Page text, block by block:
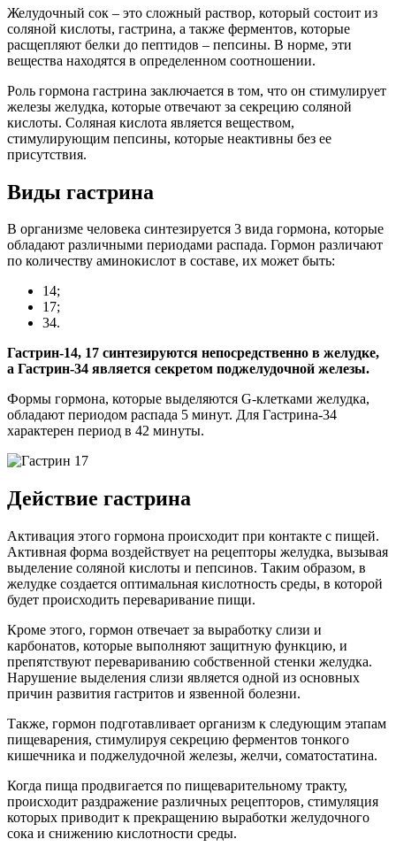
Желудочный сок – это сложный раствор, который состоит из
соляной кислоты, гастрина, а также ферментов, которые
расщепляют белки до пептидов – пепсины. В норме, эти
вещества находятся в определенном соотношении.
Роль гормона гастрина заключается в том, что он стимулирует
железы желудка, которые отвечают за секрецию соляной
кислоты. Соляная кислота является веществом,
стимулирующим пепсины, которые неактивны без ее
присутствия.
Виды гастрина
В организме человека синтезируется 3 вида гормона, которые
обладают различными периодами распада. Гормон различают
по количеству аминокислот в составе, их может быть:
14;
17;
34.
Гастрин-14, 17 синтезируются непосредственно в желудке,
а Гастрин-34 является секретом поджелудочной железы.
Формы гормона, которые выделяются G-клетками желудка,
обладают периодом распада 5 минут. Для Гастрина-34
характерен период в 42 минуты.
Действие гастрина
Активация этого гормона происходит при контакте с пищей.
Активная форма воздействует на рецепторы желудка, вызывая
выделение соляной кислоты и пепсинов. Таким образом, в
желудке создается оптимальная кислотность среды, в которой
будет происходить переваривание пищи.
Кроме этого, гормон отвечает за выработку слизи и
карбонатов, которые выполняют защитную функцию, и
препятствуют перевариванию собственной стенки желудка.
Нарушение выделения слизи является одной из основных
причин развития гастритов и язвенной болезни.
Также, гормон подготавливает организм к следующим этапам
пищеварения, стимулируя секрецию ферментов тонкого
кишечника и поджелудочной железы, желчи, соматостатина.
Когда пища продвигается по пищеварительному тракту,
происходит раздражение различных рецепторов, стимуляция
которых приводит к прекращению выработки желудочного
сока и снижению кислотности среды.